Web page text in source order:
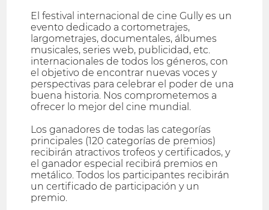
El festival internacional de cine Gully es un
evento dedicado a cortometrajes,
largometrajes, documentales, álbumes
musicales, series web, publicidad, etc.
internacionales de todos los géneros, con
el objetivo de encontrar nuevas voces y
perspectivas para celebrar el poder de una
buena historia. Nos comprometemos a
ofrecer lo mejor del cine mundial.
Los ganadores de todas las categorías
principales (120 categorías de premios)
recibirán atractivos trofeos y certificados, y
el ganador especial recibirá premios en
metálico. Todos los participantes recibirán
un certificado de participación y un
premio.